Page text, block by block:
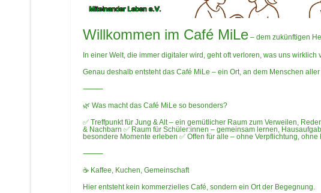
Willkommen im Café MiLe – dem zukünftigen
In einer Welt, die immer digitaler wird, geht oft verloren, was uns
Genau deshalb entsteht das Café MiLe – ein Ort, an dem Menschen
⸻
🌿 Was macht das Café MiLe so besonders?
✅ Treffpunkt für Jung & Alt – ein gemütlicher Raum zum Verweilen,
& Nachbarn ✅ Raum für Schüler:innen – gemeinsam lernen,
besondere Momente erleben ✅ Offen für alle – ohne Verpflichtung, ohne
⸻
☕ Kaffee, Kuchen, Gemeinschaft
Hier entsteht kein kommerzielles Café, sondern ein Ort der Begegnung.